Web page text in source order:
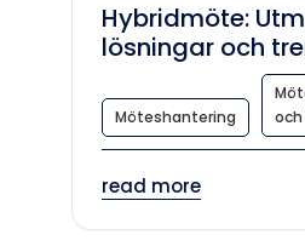
Hybridmöte:
lösningar och
Möteshantering
read more